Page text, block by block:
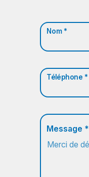
Nom *
Téléphone *
Message *